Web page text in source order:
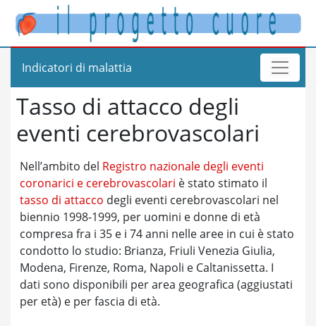
Indicatori di malattia
Tasso di attacco degli
eventi cerebrovascolari
Nell’ambito del Registro nazionale degli eventi
coronarici e cerebrovascolari è stato stimato il
tasso di attacco degli eventi cerebrovascolari nel
biennio 1998-1999, per uomini e donne di età
compresa fra i 35 e i 74 anni nelle aree in cui è stato
condotto lo studio: Brianza, Friuli Venezia Giulia,
Modena, Firenze, Roma, Napoli e Caltanissetta. I
dati sono disponibili per area geografica (aggiustati
per età) e per fascia di età.